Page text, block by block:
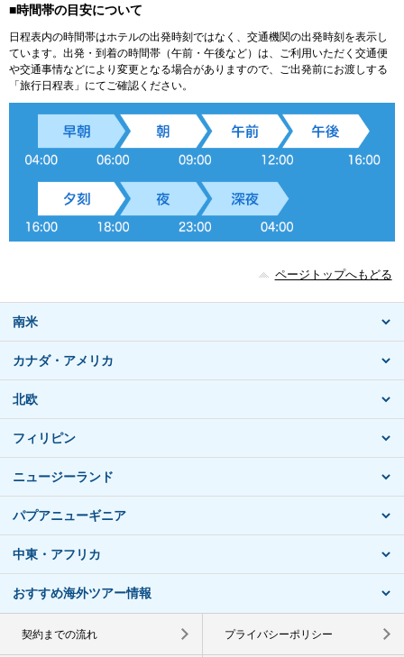
■時間帯の目安について
日程表内の時間帯はホテルの出発時刻ではなく、交通機関の出発時刻を表示し
ています。出発・到着の時間帯（午前・午後など）は、ご利用いただく交通便
や交通事情などにより変更となる場合がありますので、ご出発前にお渡しする
「旅行日程表」にてご確認ください。
ページトップへもどる
南米
カナダ・アメリカ
北欧
フィリピン
ニュージーランド
パプアニューギニア
中東・アフリカ
おすすめ海外ツアー情報
契約までの流れ プライバシーポリシー